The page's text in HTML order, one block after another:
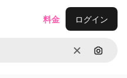
消去 画像で
料金 ログイン